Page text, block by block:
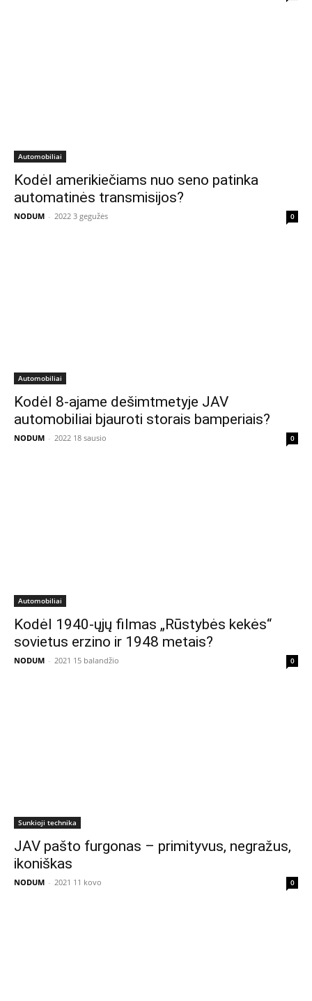
Automobiliai
Kodėl amerikiečiams nuo seno patinka
automatinės transmisijos?
NODUM - 2022 3 gegužės 0
Automobiliai
Kodėl 8-ajame dešimtmetyje JAV
automobiliai bjauroti storais bamperiais?
NODUM - 2022 18 sausio 0
Automobiliai
Kodėl 1940-ųjų filmas „Rūstybės kekės“
sovietus erzino ir 1948 metais?
NODUM - 2021 15 balandžio 0
Sunkioji technika
JAV pašto furgonas – primityvus, negražus,
ikoniškas
NODUM - 2021 11 kovo 0